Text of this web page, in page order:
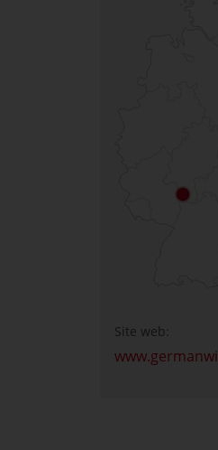
Site web: